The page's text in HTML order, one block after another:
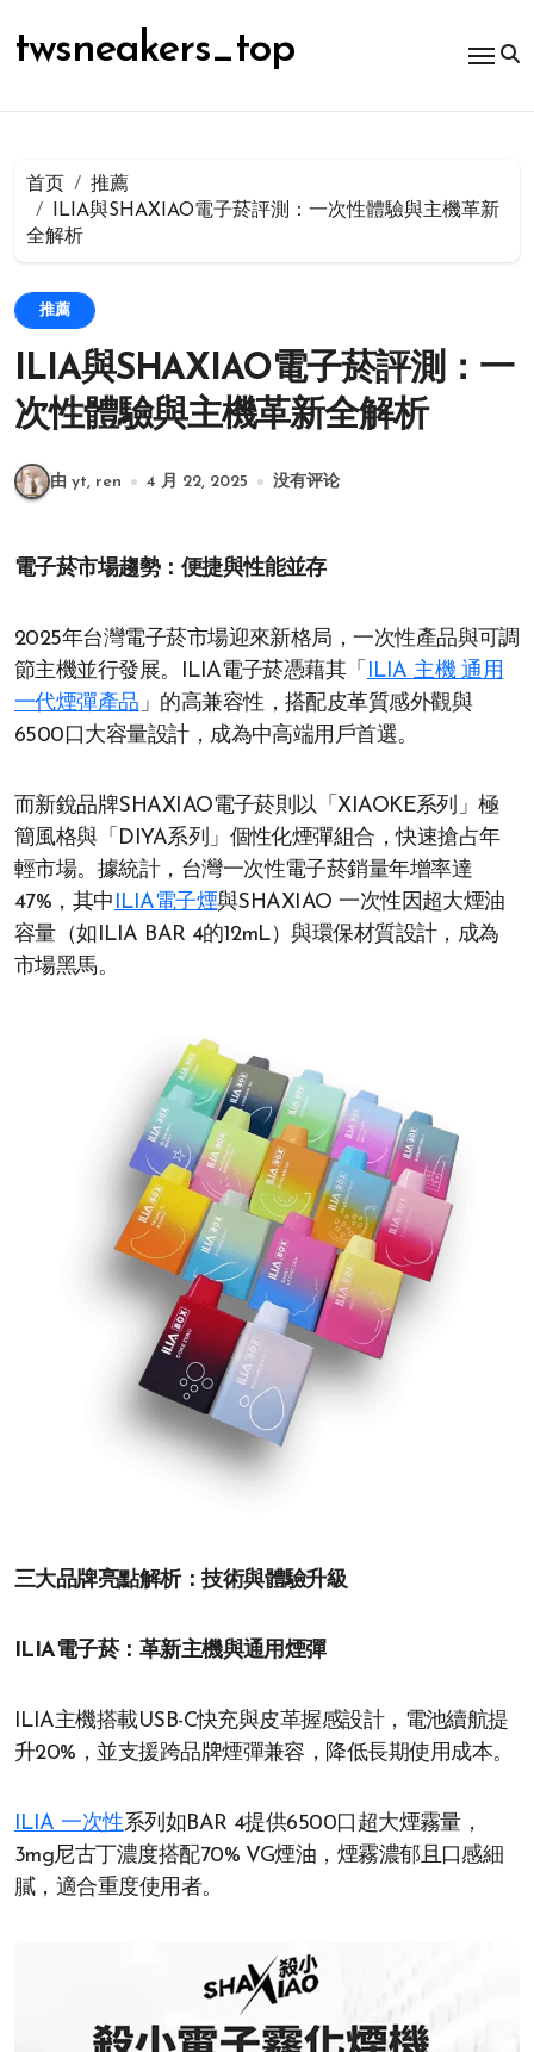
容
twsneakers_top
首页
推薦
ILIA與SHAXIAO電子菸評測：一次性體驗與主機革新
全解析
推薦
ILIA與SHAXIAO電子菸評測：一
次性體驗與主機革新全解析
由 yt, ren 4 月 22, 2025 没有评论
電子菸市場趨勢：便捷與性能並存
2025年台灣電子菸市場迎來新格局，一次性產品與可調
節主機並行發展。ILIA電子菸憑藉其「 ILIA 主機 通用
一代煙彈產品 」的高兼容性，搭配皮革質感外觀與
6500口大容量設計，成為中高端用戶首選。
而新銳品牌SHAXIAO電子菸則以「XIAOKE系列」極
簡風格與「DIYA系列」個性化煙彈組合，快速搶占年
輕市場。據統計，台灣一次性電子菸銷量年增率達
47%，其中 ILIA電子煙與SHAXIAO 一次性因超大煙油
容量（如ILIA BAR 4的12mL）與環保材質設計，成為
市場黑馬。
三大品牌亮點解析：技術與體驗升級
ILIA電子菸：革新主機與通用煙彈
ILIA主機搭載USB-C快充與皮革握感設計，電池續航提
升20%，並支援跨品牌煙彈兼容，降低長期使用成本。
ILIA 一次性系列如BAR 4提供6500口超大煙霧量，
3mg尼古丁濃度搭配70% VG煙油，煙霧濃郁且口感細
膩，適合重度使用者。